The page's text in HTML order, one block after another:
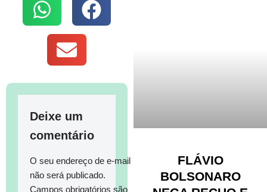
Deixe um
comentário
O seu endereço de e-mail
não será publicado.
Campos obrigatórios são
FLÁVIO
BOLSONARO